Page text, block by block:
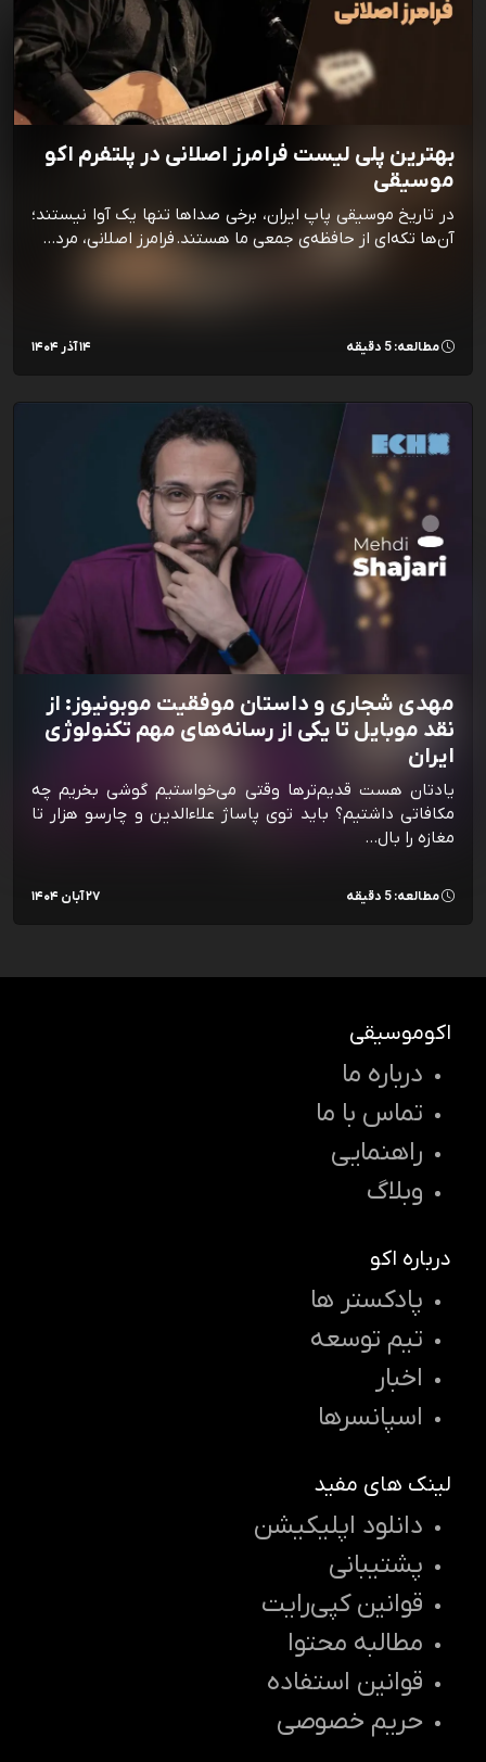
بهترین پلی لیست فرامرز اصلانی در پلتفرم اکو
موسیقی
در تاریخ موسیقی پاپ ایران، برخی صداها تنها یک آوا نیستند؛
آن‌ها تکه‌ای از حافظه‌ی جمعی ما هستند. فرامرز اصلانی، مرد…
مطالعه: 5 دقیقه ۱۴ آذر ۱۴۰۴
مهدی شجاری و داستان موفقیت موبونیوز: از
نقد موبایل تا یکی از رسانه‌‌های مهم تکنولوژی
ایران
یادتان هست قدیم‌ترها وقتی می‌خواستیم گوشی بخریم چه
مکافاتی داشتیم؟ باید توی پاساژ علاءالدین و چارسو هزار تا
مغازه را بال…
مطالعه: 5 دقیقه ۲۷ آبان ۱۴۰۴
اکوموسیقی
درباره ما
تماس با ما
راهنمایی
وبلاگ
درباره اکو
پادکستر ها
تیم توسعه
اخبار
اسپانسرها
لینک های مفید
دانلود اپلیکیشن
پشتیبانی
قوانین کپی‌رایت
مطالبه محتوا
قوانین استفاده
حریم خصوصی